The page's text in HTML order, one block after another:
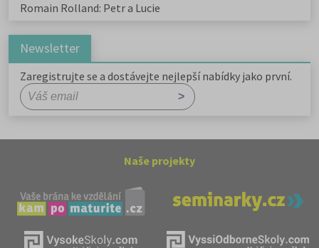
Romain Rolland: Petr a Lucie
Newsletter
Zaregistrujte se a dostávejte nejlepší nabídky jako první.
Naše projekty